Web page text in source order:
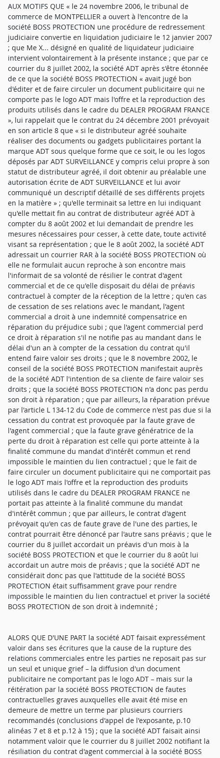
AUX MOTIFS QUE « le 24 novembre 2006, le tribunal de
commerce de MONTPELLIER a ouvert à l'encontre de la
société BOSS PROTECTION une procédure de redressement
judiciaire convertie en liquidation judiciaire le 12 janvier 2007
; que Me X... désigné en qualité de liquidateur judiciaire
intervient volontairement à la présente instance ; que par ce
courrier du 8 juillet 2002, la société ADT après s'être étonnée
de ce que la société BOSS PROTECTION « avait jugé bon
d'éditer et de faire circuler un document publicitaire qui ne
comporte pas le logo ADT mais l'offre et la reproduction des
produits utilisés dans le cadre du DEALER PROGRAM FRANCE
», lui rappelait que le contrat du 24 décembre 2001 prévoyait
en son article 8 que « si le distributeur agréé souhaite
réaliser des documents ou gadgets publicitaires portant la
marque ADT sous quelque forme que ce soit, le ou les logos
déposés par ADT SURVEILLANCE y compris celui propre à son
statut de distributeur agréé, il doit obtenir au préalable une
autorisation écrite de ADT SURVEILLANCE et lui avoir
communiqué un descriptif détaillé de ses différents projets
en la matière » ; qu'elle terminait sa lettre en lui indiquant
qu'elle mettait fin au contrat de distributeur agréé ADT à
compter du 8 août 2002 et lui demandait de prendre les
mesures nécessaires pour cesser, à cette date, toute activité
visant sa représentation ; que le 8 août 2002, la société ADT
adressait un courrier RAR à la société BOSS PROTECTION où
elle ne formulait aucun reproche à son encontre mais
l'informait de sa volonté de résilier le contrat d'agent
commercial et de ce qu'elle disposait du délai de préavis
contractuel à compter de la réception de la lettre ; qu'en cas
de cessation de ses relations avec le mandant, l'agent
commercial a droit à une indemnité compensatrice en
réparation du préjudice subi ; que l'agent commercial perd
ce droit à réparation s'il ne notifie pas au mandant dans le
délai d'un an à compter de la cessation du contrat qu'il
entend faire valoir ses droits ; que le 8 novembre 2002, le
conseil de la société BOSS PROTECTION manifestait auprès
de la société ADT l'intention de sa cliente de faire valoir ses
droits ; que la société BOSS PROTECTION n'a donc pas perdu
son droit à réparation ; que par ailleurs, la réparation prévue
par l'article L 134-12 du Code de commerce n'est pas due si la
cessation du contrat est provoquée par la faute grave de
l'agent commercial ; que la faute grave génératrice de la
perte du droit à réparation est celle qui porte atteinte à la
finalité commune du mandat d'intérêt commun et rend
impossible le maintien du lien contractuel ; que le fait de
faire circuler un document publicitaire qui ne comportait pas
le logo ADT mais l'offre et la reproduction des produits
utilisés dans le cadre du DEALER PROGRAM FRANCE ne
portait pas atteinte à la finalité commune du mandat
d'intérêt commun ; que par ailleurs, le contrat d'agent
prévoyait qu'en cas de faute grave de l'une des parties, le
contrat pourrait être dénoncé par l'autre sans préavis ; que le
courrier du 8 juillet accordait un préavis d'un mois à la
société BOSS PROTECTION et que le courrier du 8 août lui
accordait un autre mois de préavis ; que la société ADT ne
considérait donc pas que l'attitude de la société BOSS
PROTECTION était suffisamment grave pour rendre
impossible le maintien du lien contractuel et priver la société
BOSS PROTECTION de son droit à indemnité ;
ALORS QUE D'UNE PART la société ADT faisait expressément
valoir dans ses écritures que la cause de la rupture des
relations commerciales entre les parties ne reposait pas sur
un seul et unique grief – la diffusion d'un document
publicitaire ne comportant pas le logo ADT – mais sur la
réitération par la société BOSS PROTECTION de fautes
contractuelles graves auxquelles elle avait été mise en
demeure de mettre un terme par plusieurs courriers
recommandés (conclusions d'appel de l'exposante, p.10
alinéas 7 et 8 et p.12 à 15) ; que la société ADT faisait ainsi
notamment valoir que le courrier du 8 juillet 2002 notifiant la
résiliation du contrat d'agent commercial à la société BOSS